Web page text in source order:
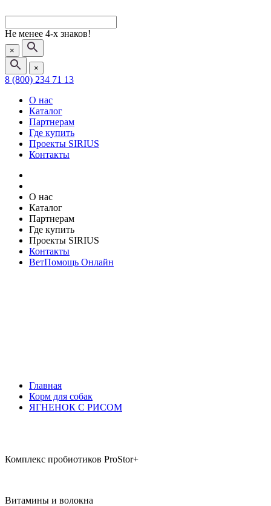
Не менее 4-х знаков!
×
×
8 (800) 234 71 13
О нас
Каталог
Партнерам
Где купить
Проекты SIRIUS
Контакты
О нас
Каталог
Партнерам
Где купить
Проекты SIRIUS
Контакты
ВетПомощь Онлайн
Главная
Корм для собак
ЯГНЕНОК С РИСОМ
Комплекс пробиотиков ProStor+
Витамины и волокна